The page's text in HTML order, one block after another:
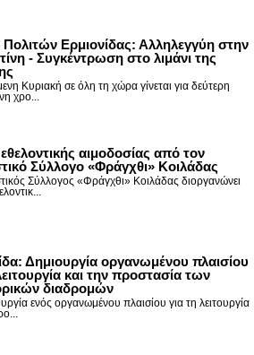
Πολιτών Ερμιονίδας: Αλληλεγγύη στην
- Συγκέντρωση στο λιμάνι της
Κυριακή σε όλη τη χώρα γίνεται για δεύτερη
χρο...
αιμοδοσίας από τον
Σύλλογο «Φράγχθι» Κοιλάδας
Σύλλογος «Φράγχθι» Κοιλάδας διοργανώνει
Δημιουργία οργανωμένου πλαισίου
και την προστασία των
διαδρομών
ενός οργανωμένου πλαισίου για τη λειτουργία